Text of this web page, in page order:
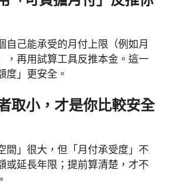
自己能承受的月付上限（例如月
，再用試算工具反推本金。這一
度」更安全。
取小，才是你比較安全
間」很大，但「月付承受度」不
或延長年限；提前算清楚，才不